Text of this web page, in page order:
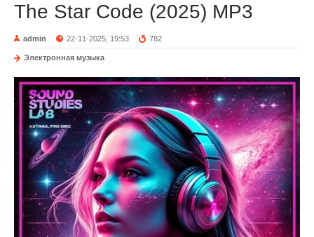
The Star Code (2025) MP3
admin 22-11-2025, 19:53 782
Электронная музыка